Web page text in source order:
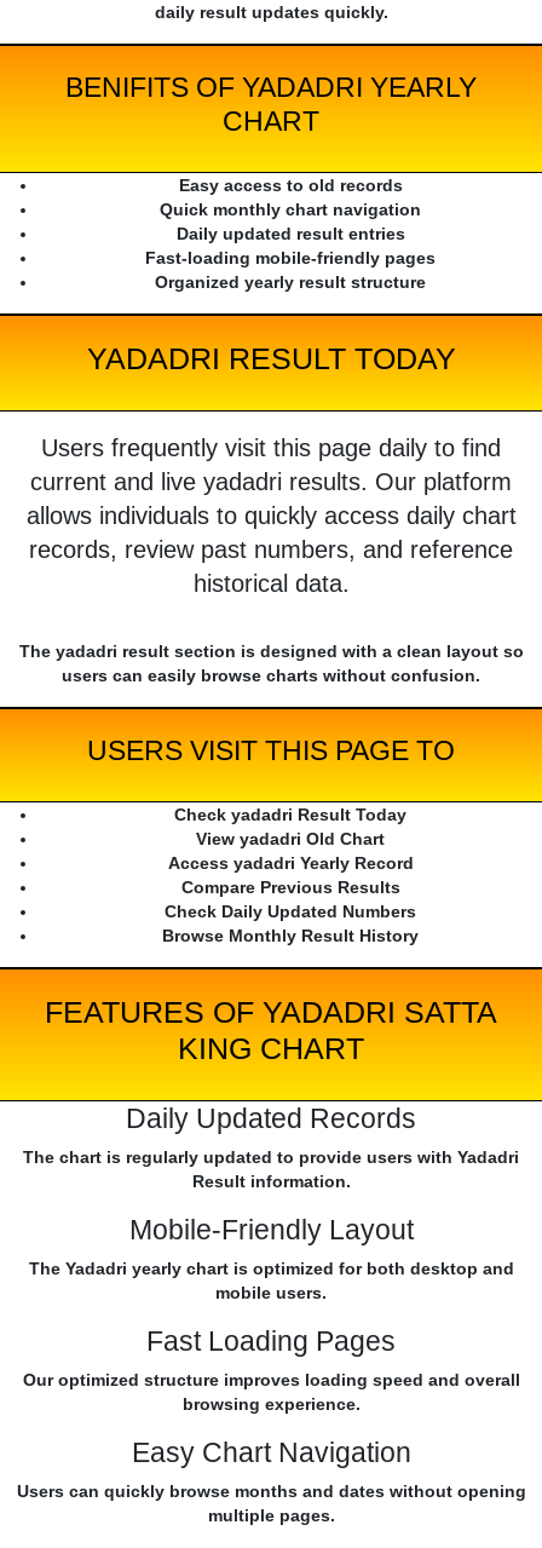
daily result updates quickly.
BENIFITS OF YADADRI YEARLY
CHART
Easy access to old records
Quick monthly chart navigation
Daily updated result entries
Fast-loading mobile-friendly pages
Organized yearly result structure
YADADRI RESULT TODAY
Users frequently visit this page daily to find
current and live yadadri results. Our platform
allows individuals to quickly access daily chart
records, review past numbers, and reference
historical data.
The yadadri result section is designed with a clean layout so
users can easily browse charts without confusion.
USERS VISIT THIS PAGE TO
Check yadadri Result Today
View yadadri Old Chart
Access yadadri Yearly Record
Compare Previous Results
Check Daily Updated Numbers
Browse Monthly Result History
FEATURES OF YADADRI SATTA
KING CHART
Daily Updated Records
The chart is regularly updated to provide users with Yadadri
Result information.
Mobile-Friendly Layout
The Yadadri yearly chart is optimized for both desktop and
mobile users.
Fast Loading Pages
Our optimized structure improves loading speed and overall
browsing experience.
Easy Chart Navigation
Users can quickly browse months and dates without opening
multiple pages.